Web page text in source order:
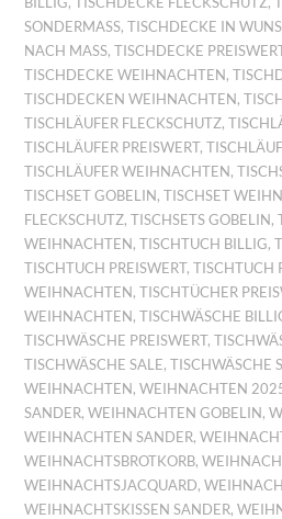
SONDERMASS ,TISCHDECKE IN
NACH MASS ,TISCHDECKE
TISCHDECKE WEIHNACHTEN,
TISCHDECKEN WEIHNACHTEN,
TISCHLÄUFER FLECKSCHUTZ,
TISCHLÄUFER PREISWERT,
TISCHLÄUFER WEIHNACHTEN,
TISCHSET GOBELIN,TISCHSET
FLECKSCHUTZ,TISCHSETS GOBELIN,
WEIHNACHTEN,TISCHTUCH BILLIG,
TISCHTUCH PREISWERT,TISCHTUCH
WEIHNACHTEN,TISCHTÜCHER
WEIHNACHTEN,TISCHWÄSCHE
TISCHWÄSCHE PREISWERT,
TISCHWÄSCHE SALE,TISCHWÄSCHE
WEIHNACHTEN,WEIHNACHTEN
SANDER,WEIHNACHTEN GOBELIN,
WEIHNACHTEN SANDER,
WEIHNACHTSBROTKORB,
WEIHNACHTSJACQUARD,
WEIHNACHTSKISSEN SANDER,